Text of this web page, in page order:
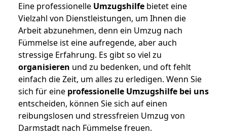
Eine professionelle Umzugshilfe bietet eine
Vielzahl von Dienstleistungen, um Ihnen die
Arbeit abzunehmen, denn ein Umzug nach
Fümmelse ist eine aufregende, aber auch
stressige Erfahrung. Es gibt so viel zu
organisieren und zu bedenken, und oft fehlt
einfach die Zeit, um alles zu erledigen. Wenn Sie
sich für eine professionelle Umzugshilfe bei uns
entscheiden, können Sie sich auf einen
reibungslosen und stressfreien Umzug von
Darmstadt nach Fümmelse freuen.